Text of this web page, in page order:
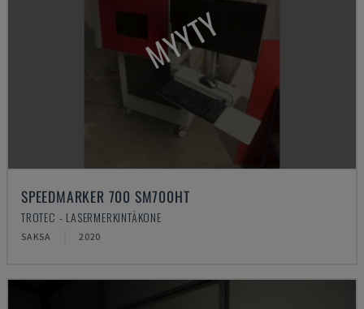
MYYTY
SPEEDMARKER 700 SM700HT
TROTEC - LASERMERKINTÄKONE
SAKSA 2020